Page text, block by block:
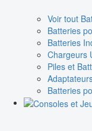
Voir tout
Batteries
Batteries
Chargeurs
Piles et
Batteries